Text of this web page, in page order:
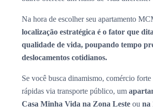
Na hora de escolher seu apartamento
localização estratégica é o fator que
qualidade de vida, poupando tempo
deslocamentos cotidianos.
Se você busca dinamismo, comércio forte
rápidas via transporte público, um
Casa Minha Vida na Zona Leste ou na